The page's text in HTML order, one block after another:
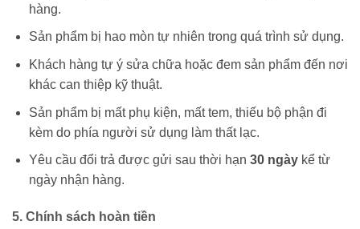
hàng.
Sản phẩm bị hao mòn tự nhiên trong quá trình sử dụng.
Khách hàng tự ý sửa chữa hoặc đem sản phẩm đến nơi
khác can thiệp kỹ thuật.
Sản phẩm bị mất phụ kiện, mất tem, thiếu bộ phận đi
kèm do phía người sử dụng làm thất lạc.
Yêu cầu đổi trả được gửi sau thời hạn 30 ngàykể từ
ngày nhận hàng.
5. Chính sách hoàn tiền